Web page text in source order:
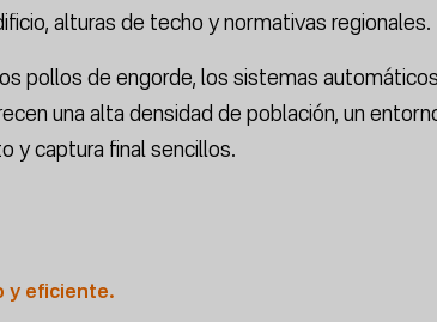
alturas de techo y normativas regionales.
pollos de engorde, los sistemas
una alta densidad de población, un
y captura final sencillos.
y eficiente.